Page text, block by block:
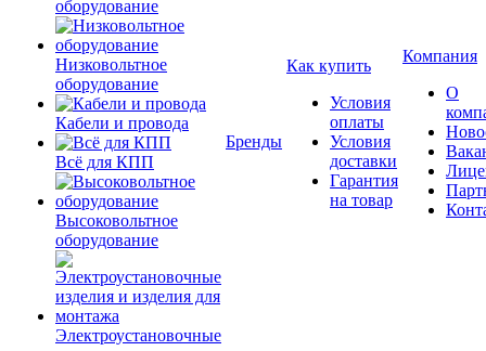
оборудование
Низковольтное
оборудование
Кабели и провода
Всё для КПП
Высоковольтное
оборудование
Электроустановочные
Бренды
Как купить
Условия
оплаты
Условия
доставки
Гарантия
на товар
Компания
О